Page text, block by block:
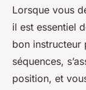
Lorsque vous
il est essentiel
bon instructeur
séquences,
position, et